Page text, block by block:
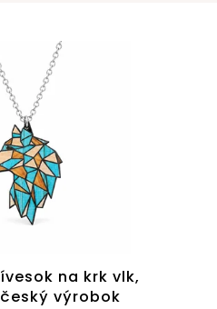
na krk vlk,
výrobok